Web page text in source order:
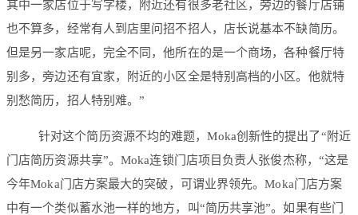
其中一家店位于写字楼，附近还有很多老社区，旁边的餐厅店铺
也不算多，经常有人到店里问招不招人，店长说基本不缺简历。
但是另一家店呢，完全不同，他所在的是一个商场，各种餐厅特
别多，旁边还有宜家，附近的小区全是特别高档的小区。他就特
别愁简历，招人特别难。”
针对这个简历资源不均的难题，Moka创新性的提出了“附近
门店简历资源共享”。Moka连锁门店项目负责人张俊杰称，“这是
今年Moka门店方案最大的突破，可谓业界领先。Moka门店方案
中有一个类似蓄水池一样的地方，叫“简历共享池”。如果有些门